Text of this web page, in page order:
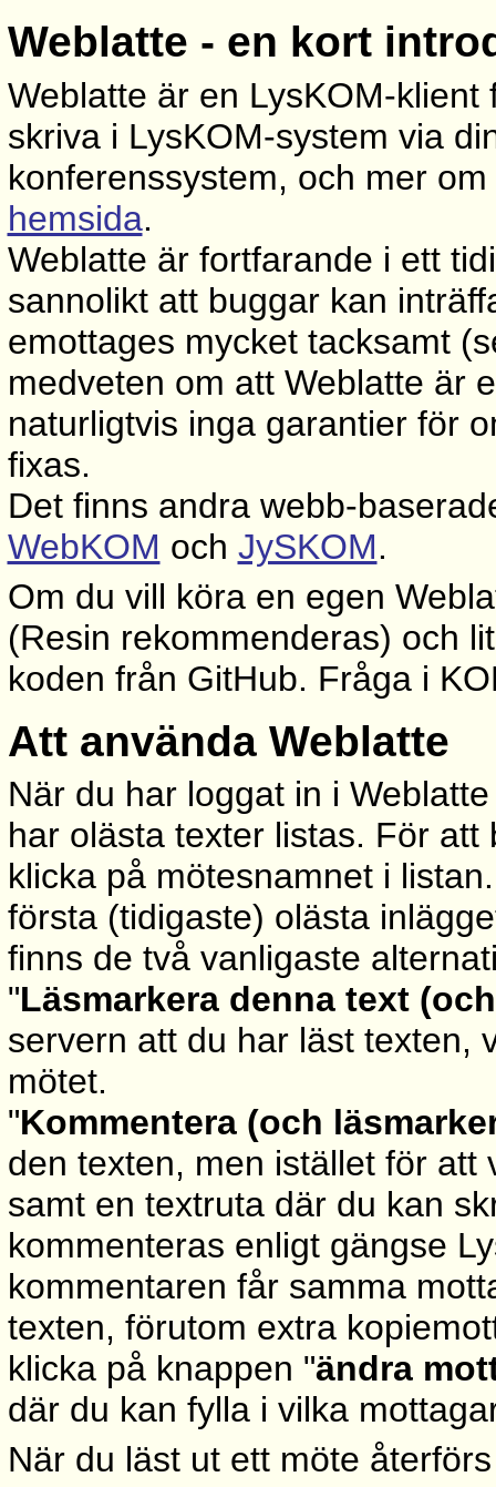
Weblatte - en kort
Weblatte är en LysKOM-
skriva i LysKOM-system via
konferenssystem, och mer
hemsida.
Weblatte är fortfarande i ett
sannolikt att buggar kan
emottages mycket tacksamt
medveten om att Weblatte är
naturligtvis inga garantier för
fixas.
Det finns andra webb-
WebKOM och JySKOM.
Om du vill köra en egen
(Resin rekommenderas) och
koden från GitHub. Fråga i
Att använda Weblatte
När du har loggat in i
har olästa texter listas. För
klicka på mötesnamnet i
första (tidigaste) olästa
finns de två vanligaste
"Läsmarkera denna text
servern att du har läst texten,
mötet.
"Kommentera (och
den texten, men istället för att
samt en textruta där du kan
kommenteras enligt gängse
kommentaren får samma
texten, förutom extra
klicka på knappen "ändra
där du kan fylla i vilka
När du läst ut ett möte